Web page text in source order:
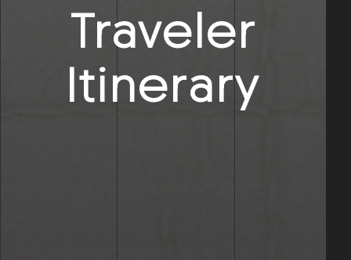
Traveler
Itinerary